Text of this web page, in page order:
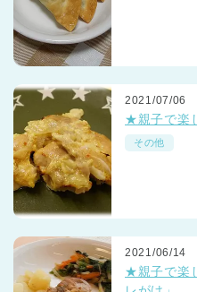
神奈
千葉
2021/07/06
★親子で楽
その他
2021/06/14
★親子で楽